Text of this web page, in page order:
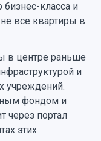
бизнес-класса и
все квартиры в
в центре раньше
и
учреждений.
фондом и
через портал
этих